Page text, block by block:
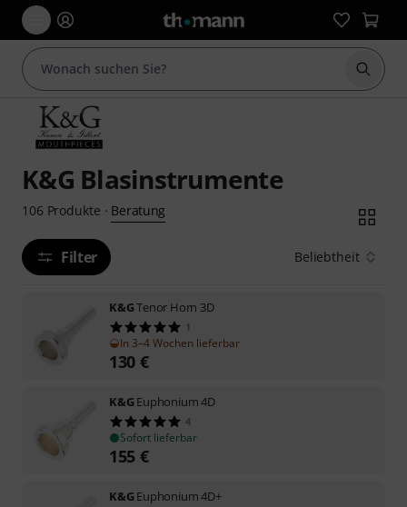
Suche
K&G Blasinstrumente
106 Produkte · Beratung
Filter Beliebtheit
K&GTenor Horn 3D
1
In 3–4 Wochen lieferbar
130 €
K&GEuphonium 4D
4
Sofort lieferbar
155 €
K&GEuphonium 4D+